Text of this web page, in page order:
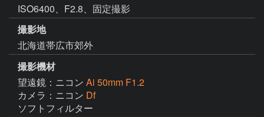
ISO6400、F2.8、固定撮影
撮影地
北海道帯広市郊外
撮影機材
望遠鏡：ニコン Ai 50mm F1.2
カメラ：ニコン Df
ソフトフィルター